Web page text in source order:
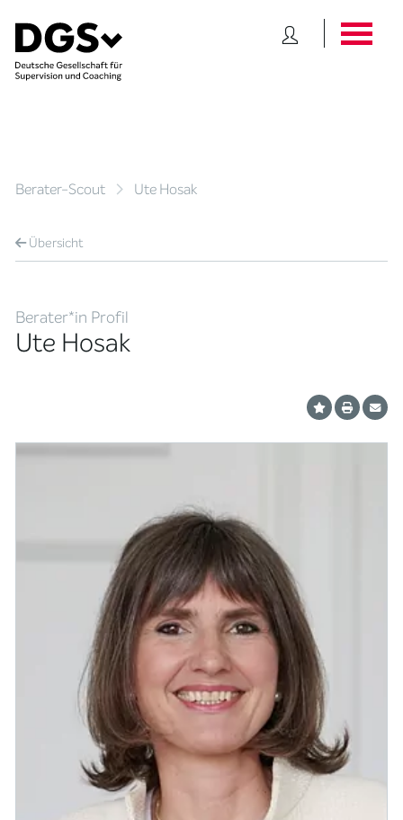
Berater-Scout Ute Hosak
Übersicht
Berater*in Profil
Ute Hosak